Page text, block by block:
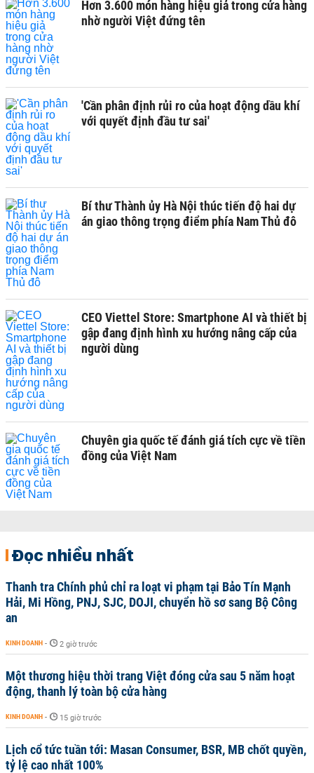
Hơn 3.600 món hàng hiệu giả trong cửa hàng
nhờ người Việt đứng tên
'Cần phân định rủi ro của hoạt động dầu khí
với quyết định đầu tư sai'
Bí thư Thành ủy Hà Nội thúc tiến độ hai dự
án giao thông trọng điểm phía Nam Thủ đô
CEO Viettel Store: Smartphone AI và thiết bị
gập đang định hình xu hướng nâng cấp của
người dùng
Chuyên gia quốc tế đánh giá tích cực về tiền
đồng của Việt Nam
Đọc nhiều nhất
Thanh tra Chính phủ chỉ ra loạt vi phạm tại Bảo Tín Mạnh
Hải, Mi Hồng, PNJ, SJC, DOJI, chuyển hồ sơ sang Bộ Công
an
KINH DOANH - 2 giờ trước
Một thương hiệu thời trang Việt đóng cửa sau 5 năm hoạt
động, thanh lý toàn bộ cửa hàng
KINH DOANH - 15 giờ trước
Lịch cổ tức tuần tới: Masan Consumer, BSR, MB chốt quyền,
tỷ lệ cao nhất 100%